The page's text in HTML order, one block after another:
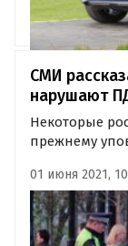
СМИ
нарушают
Некоторые
прежнему
штрафы, они
однодневки
договорами…
01 июня 2021,